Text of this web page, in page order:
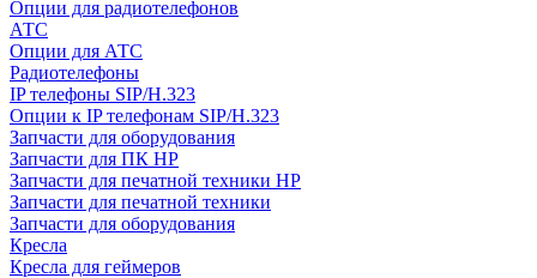
Опции для радиотелефонов
АТС
Опции для АТС
Радиотелефоны
IP телефоны SIP/H.323
Опции к IP телефонам SIP/H.323
Запчасти для оборудования
Запчасти для ПК HP
Запчасти для печатной техники HP
Запчасти для печатной техники
Запчасти для оборудования
Кресла
Кресла для геймеров